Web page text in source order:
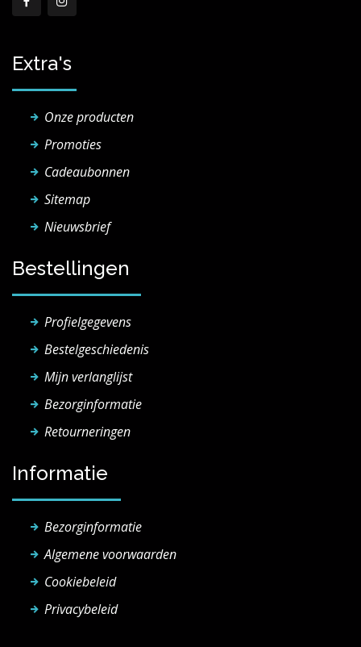
Extra's
Onze producten
Promoties
Cadeaubonnen
Sitemap
Nieuwsbrief
Bestellingen
Profielgegevens
Bestelgeschiedenis
Mijn verlanglijst
Bezorginformatie
Retourneringen
Informatie
Bezorginformatie
Algemene voorwaarden
Cookiebeleid
Privacybeleid